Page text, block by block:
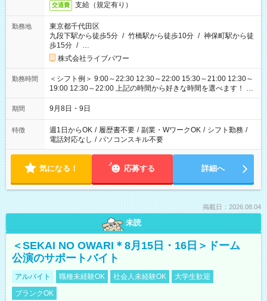
交通費 支給（規定有り）
勤務地
東京都千代田区
九段下駅から徒歩5分 / 竹橋駅から徒歩10分 / 神保町駅から徒
歩15分 / …
株式会社ライブパワー
勤務時間
＜シフト例＞ 9:00～22:30 12:30～22:00 15:30～21:00 12:30～
19:00 12:30～22:00 上記の時間から好きな時間を選べます！ ※
時間は変更となる可能性があります
期間 9月8日・9日
特徴 週1日からOK / 履歴書不要 / 副業・WワークOK / シフト勤務 /
電話対応なし / パソコンスキル不要
気になる！ 応募する 詳細へ
掲載日：2026.08.04
未読
＜SEKAI NO OWARI＊8月15日・16日＞ドーム
公演のサポートバイト
アルバイト 職種未経験OK 社会人未経験OK
大学生歓迎
ブランクOK